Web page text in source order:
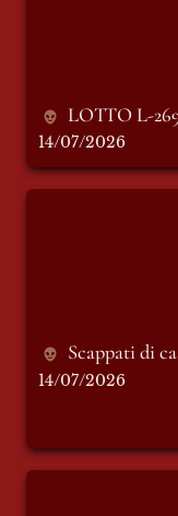
LOTTO L-
14/07/2026
Scappati di
14/07/2026